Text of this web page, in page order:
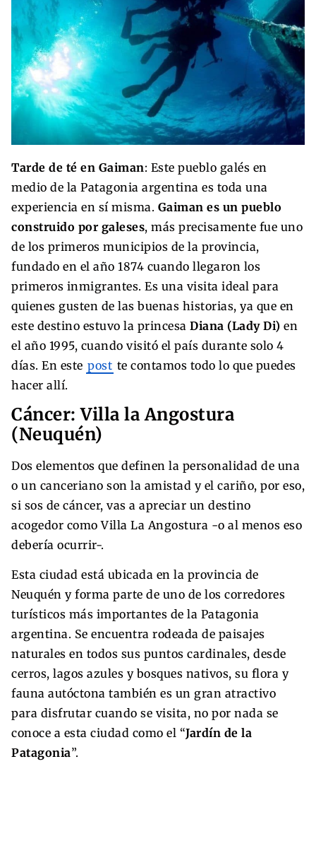
Tarde de té en Gaiman: Este pueblo galés en
medio de la Patagonia argentina es toda una
experiencia en sí misma. Gaiman es un pueblo
construido por galeses, más precisamente fue uno
de los primeros municipios de la provincia,
fundado en el año 1874 cuando llegaron los
primeros inmigrantes. Es una visita ideal para
quienes gusten de las buenas historias, ya que en
este destino estuvo la princesa Diana (Lady Di) en
el año 1995, cuando visitó el país durante solo 4
días. En este post te contamos todo lo que puedes
hacer allí.
Cáncer: Villa la Angostura
(Neuquén)
Dos elementos que definen la personalidad de una
o un canceriano son la amistad y el cariño, por eso,
si sos de cáncer, vas a apreciar un destino
acogedor como Villa La Angostura -o al menos eso
debería ocurrir-.
Esta ciudad está ubicada en la provincia de
Neuquén y forma parte de uno de los corredores
turísticos más importantes de la Patagonia
argentina. Se encuentra rodeada de paisajes
naturales en todos sus puntos cardinales, desde
cerros, lagos azules y bosques nativos, su flora y
fauna autóctona también es un gran atractivo
para disfrutar cuando se visita, no por nada se
conoce a esta ciudad como el “Jardín de la
Patagonia”.